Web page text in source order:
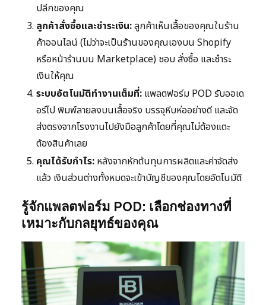
ปลีกของคุณ
ลูกค้าสั่งซื้อและชำระเงิน:ลูกค้าเห็นเสื้อของคุณในร้าน
ค้าออนไลน์ (ไม่ว่าจะเป็นร้านของคุณเองบน Shopify
หรือหน้าร้านบน Marketplace) ชอบ สั่งซื้อ และชำระ
เงินให้คุณ
ระบบอัตโนมัติทำงานเต็มที่: แพลตฟอร์ม POD รับออเด
อร์ไป พิมพ์ลายลงบนเสื้อจริง บรรจุหีบห่ออย่างดี และจัด
ส่งตรงจากโรงงานไปยังมือลูกค้าโดยที่คุณไม่ต้องแตะ
ต้องสินค้าเลย
คุณได้รับกำไร: หลังจากหักต้นทุนการผลิตและค่าจัดส่ง
แล้ว เงินส่วนต่างทั้งหมดจะเข้าบัญชีของคุณโดยอัตโนมัติ
รู้จักแพลตฟอร์ม POD: เลือกช่องทางที่
เหมาะกับกลยุทธ์ของคุณ